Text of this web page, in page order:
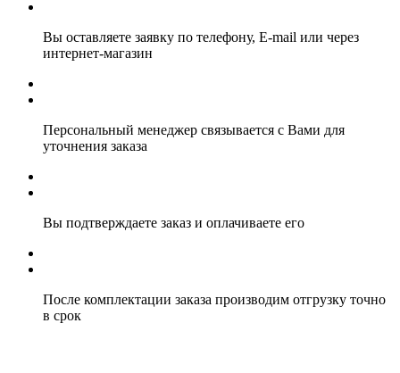
Вы оставляете заявку по телефону, E-mail или через
интернет-магазин
Персональный менеджер связывается с Вами для
уточнения заказа
Вы подтверждаете заказ и оплачиваете его
После комплектации заказа производим отгрузку точно
в срок